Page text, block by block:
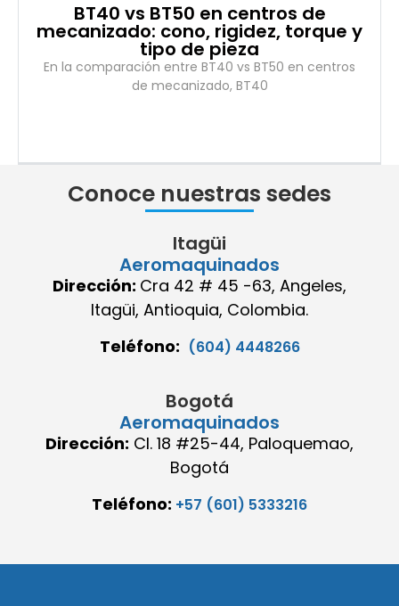
BT40 vs BT50 en centros de
mecanizado: cono, rigidez, torque y
tipo de pieza
En la comparación entre BT40 vs BT50 en centros
de mecanizado, BT40
Conoce nuestras sedes
Itagüi
Aeromaquinados
Dirección: Cra 42 # 45 -63, Angeles,
Itagüi, Antioquia, Colombia.
Teléfono: (604) 4448266
Bogotá
Aeromaquinados
Dirección: Cl. 18 #25-44, Paloquemao,
Bogotá
Teléfono: +57 (601) 5333216